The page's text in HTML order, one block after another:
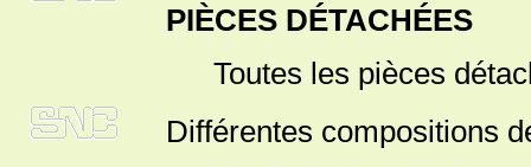
PIÈCES DÉTACHÉES
Toutes les pièces
Différentes compositions